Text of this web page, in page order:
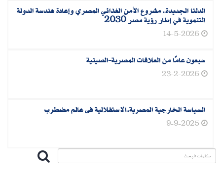
الدلتا الجديدة.. مشروع الأمن الغذائي المصري وإعادة هندسة الدولة
التنموية في إطار رؤية مصر 2030
14-5-2026
سبعون عامًا من العلاقات المصرية-الصينية
23-2-2026
السياسة الخارجية المصرية..الاستقلالية فى عالم مضطرب
9-9-2025